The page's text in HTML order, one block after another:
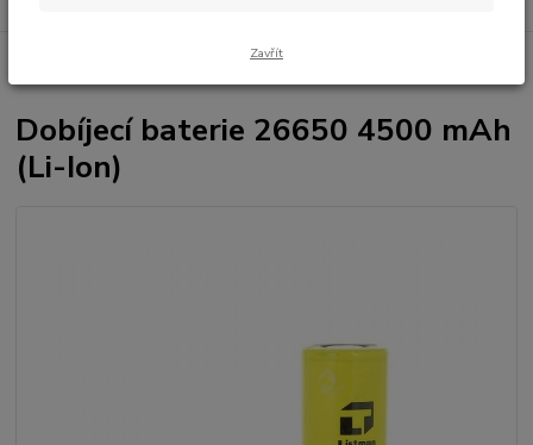
Dobíjecí baterie 26650 4500 mAh (Li-
Dobíjecí baterie 26650 4500 mAh
(Li-Ion)
Zavřít